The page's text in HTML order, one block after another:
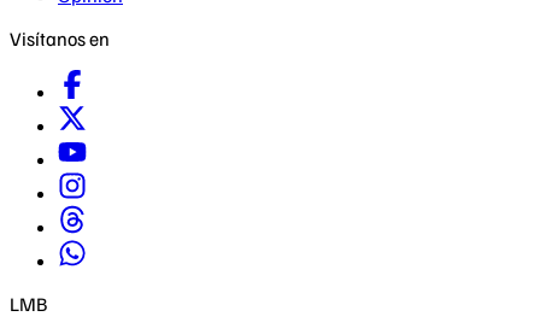
Visítanos en
LMB